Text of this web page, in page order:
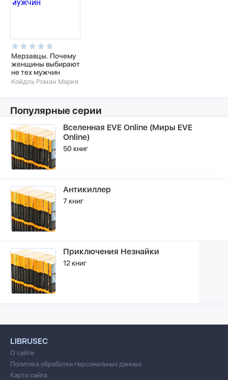
Мерзавцы. Почему
женщины выбирают
не тех мужчин
Койдль Роман Мария
Популярные серии
Вселенная EVE Online (Миры EVE
Online)
50 книг
Антикиллер
7 книг
Приключения Незнайки
12 книг
LIBRUSEC
О сайте
Политика обработки персональных данных
Карта сайта